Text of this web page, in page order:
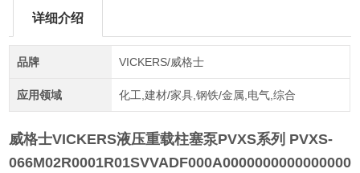
详细介绍
品牌 VICKERS/威格士
应用领域 化工,建材/家具,钢铁/金属,电气,综合
威格士VICKERS液压重载柱塞泵PVXS系列 PVXS-